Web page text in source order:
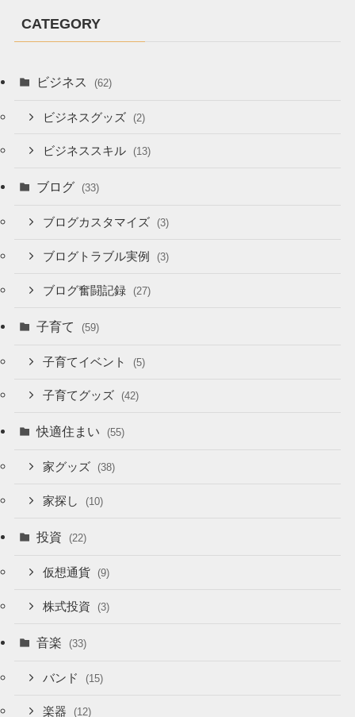
CATEGORY
ビジネス (62)
ビジネスグッズ (2)
ビジネススキル (13)
ブログ (33)
ブログカスタマイズ (3)
ブログトラブル実例 (3)
ブログ奮闘記録 (27)
子育て (59)
子育てイベント (5)
子育てグッズ (42)
快適住まい (55)
家グッズ (38)
家探し (10)
投資 (22)
仮想通貨 (9)
株式投資 (3)
音楽 (33)
バンド (15)
楽器 (12)